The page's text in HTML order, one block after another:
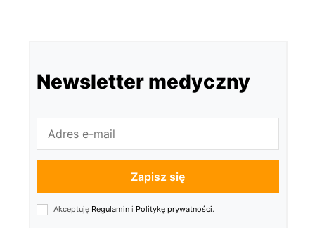
Newsletter medyczny
Zapisz się
Akceptuję Regulamin i Politykę prywatności.